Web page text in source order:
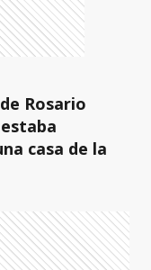
Rosario
casa de la